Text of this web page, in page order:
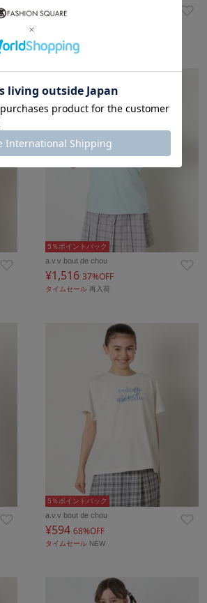
¥1,727
5％ポイントバック
a.v.v bout de chou
¥1,516 37%OFF
タイムセール 再入荷
5％ポイントバック
a.v.v bout de chou
¥594 68%OFF
タイムセール NEW